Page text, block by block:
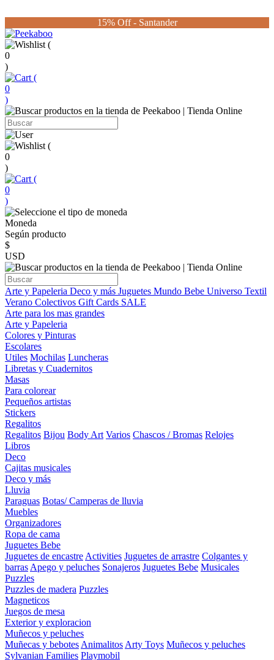
15% Off - Santander
(
0
)
(
0
)
(
0
)
(
0
)
Moneda
Según producto
$
USD
Arte y Papeleria Deco y más Juguetes Mundo Bebe Universo Textil
Verano Colectivos Gift Cards SALE
Arte para los mas grandes
Arte y Papeleria
Colores y Pinturas
Escolares
Utiles Mochilas Luncheras
Libretas y Cuadernitos
Masas
Para colorear
Pequeños artistas
Stickers
Regalitos
Regalitos Bijou Body Art Varios Chascos / Bromas Relojes
Libros
Deco
Cajitas musicales
Deco y más
Lluvia
Paraguas Botas/ Camperas de lluvia
Muebles
Organizadores
Ropa de cama
Juguetes Bebe
Juguetes de encastre Activities Juguetes de arrastre Colgantes y
barras Apego y peluches Sonajeros Juguetes Bebe Musicales
Puzzles
Puzzles de madera Puzzles
Magneticos
Juegos de mesa
Exterior y exploracion
Muñecos y peluches
Muñecas y bebotes Animalitos Arty Toys Muñecos y peluches
Sylvanian Families Playmobil